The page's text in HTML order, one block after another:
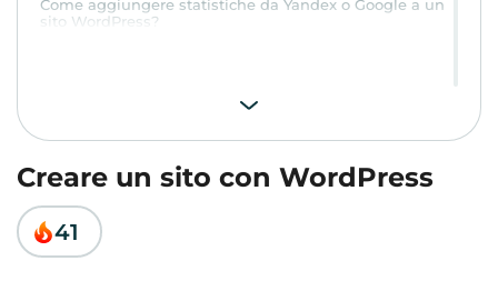
Come aggiungere statistiche da Yandex o Google a un
sito WordPress?
Creare un sito con WordPress
41